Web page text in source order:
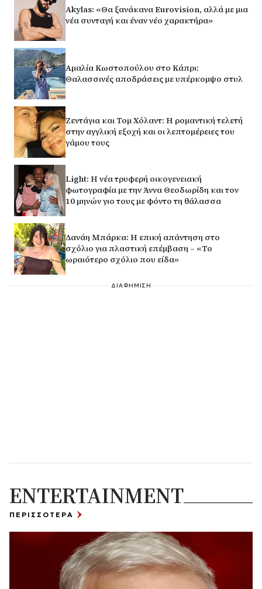
Akylas: «Θα ξανάκανα Eurovision, αλλά με μια
νέα συνταγή και έναν νέο χαρακτήρα»
Αμαλία Κωστοπούλου στο Κάπρι:
Θαλασσινές αποδράσεις με υπέρκομψο στυλ
Ζεντάγια και Τομ Χόλαντ: Η ρομαντική τελετή
στην αγγλική εξοχή και οι λεπτομέρειες του
γάμου τους
Light: Η νέα τρυφερή οικογενειακή
φωτογραφία με την Άννα Θεοδωρίδη και τον
10 μηνών γιο τους με φόντο τη θάλασσα
Δανάη Μπάρκα: Η επική απάντηση στο
σχόλιο για πλαστική επέμβαση – «Το
ωραιότερο σχόλιο που είδα»
ΔΙΑΦΗΜΙΣΗ
ENTERTAINMENT
ΠΕΡΙΣΣΟΤΕΡΑ